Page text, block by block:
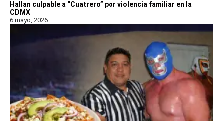
Hallan culpable a “Cuatrero” por violencia familiar en la
CDMX
6 mayo, 2026